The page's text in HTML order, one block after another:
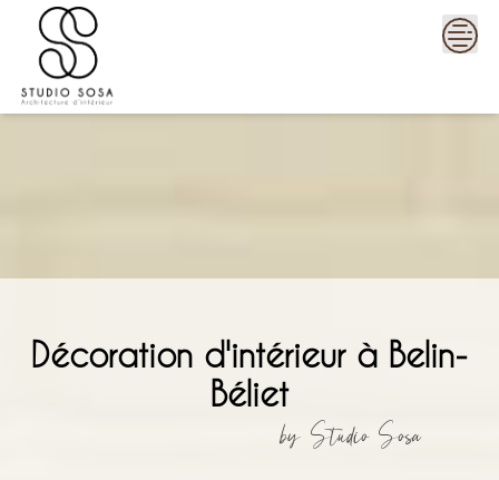
content
Décoration d'intérieur à Belin-
Béliet
by Studio Sosa